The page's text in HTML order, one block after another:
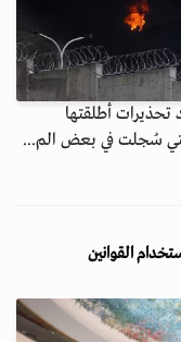
تحذيرات أطلقتها
سُجلت في بعض الم...
القوانين